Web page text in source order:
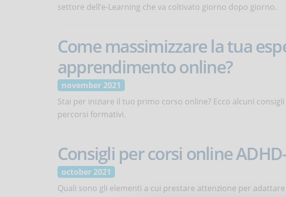
settore dell’e-Learning che va coltivato giorno dopo giorno.
Come massimizzare la tua
apprendimento online?
november 2021
Stai per iniziare il tuo primo corso online? Ecco alcuni
percorsi formativi.
Consigli per corsi online
october 2021
Quali sono gli elementi a cui prestare attenzione per